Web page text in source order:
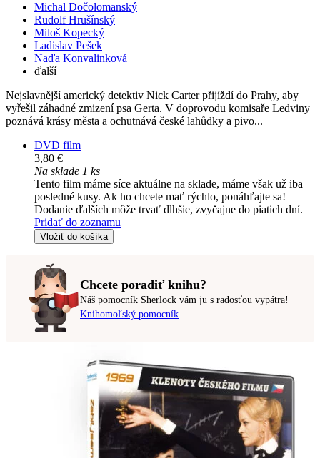
Michal Dočolomanský
Rudolf Hrušínský
Miloš Kopecký
Ladislav Pešek
Naďa Konvalinková
ďalší
Nejslavnější americký detektiv Nick Carter přijíždí do Prahy, aby
vyřešil záhadné zmizení psa Gerta. V doprovodu komisaře Ledviny
poznává krásy města a ochutnává české lahůdky a pivo...
DVD film
3,80 €
Na sklade 1 ks
Tento film máme síce aktuálne na sklade, máme však už iba
posledné kusy. Ak ho chcete mať rýchlo, ponáhľajte sa!
Dodanie ďalších môže trvať dlhšie, zvyčajne do piatich dní.
Pridať do zoznamu
Vložiť do košíka
Chcete poradiť knihu?
Náš pomocník Sherlock vám ju s radosťou vypátra!
Knihomoľský pomocník